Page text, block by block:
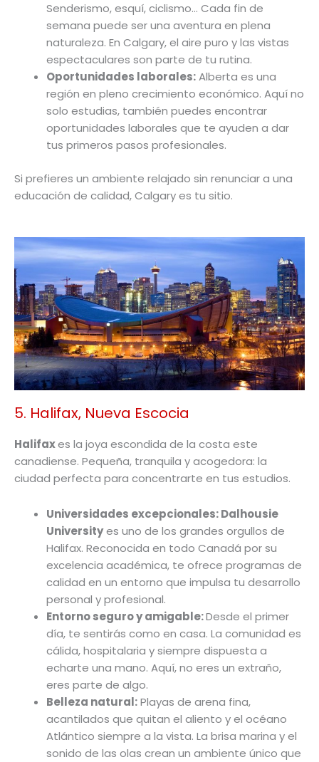
Senderismo, esquí, ciclismo… Cada fin de
semana puede ser una aventura en plena
naturaleza. En Calgary, el aire puro y las vistas
espectaculares son parte de tu rutina.
Oportunidades laborales:Alberta es una
región en pleno crecimiento económico. Aquí no
solo estudias, también puedes encontrar
oportunidades laborales que te ayuden a dar
tus primeros pasos profesionales.
Si prefieres un ambiente relajado sin renunciar a una
educación de calidad, Calgary es tu sitio.
5. Halifax, Nueva Escocia
Halifaxes la joya escondida de la costa este
canadiense. Pequeña, tranquila y acogedora: la
ciudad perfecta para concentrarte en tus estudios.
Universidades excepcionales: Dalhousie
Universityes uno de los grandes orgullos de
Halifax. Reconocida en todo Canadá por su
excelencia académica, te ofrece programas de
calidad en un entorno que impulsa tu desarrollo
personal y profesional.
Entorno seguro y amigable:Desde el primer
día, te sentirás como en casa. La comunidad es
cálida, hospitalaria y siempre dispuesta a
echarte una mano. Aquí, no eres un extraño,
eres parte de algo.
Belleza natural:Playas de arena fina,
acantilados que quitan el aliento y el océano
Atlántico siempre a la vista. La brisa marina y el
sonido de las olas crean un ambiente único que